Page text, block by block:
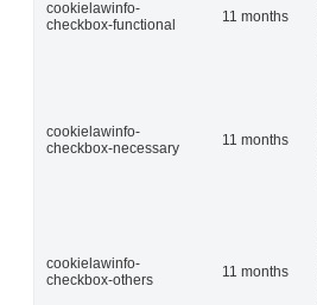
cookielawinfo-
checkbox-functional
11 months
cookielawinfo-
checkbox-necessary
11 months
cookielawinfo-
checkbox-others
11 months